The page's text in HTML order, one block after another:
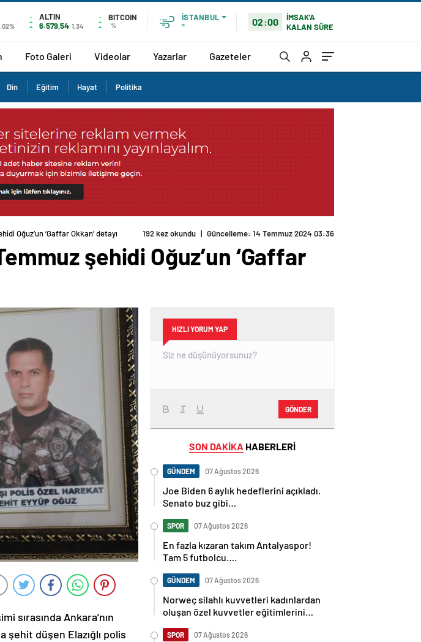
ALTIN
6.579,54 1,34
BITCOIN
%
İSTANBUL
°
02:00
İMSAK'A
KALAN SÜRE
Foto Galeri Videolar Yazarlar Gazeteler
Din Eğitim Hayat Politika
Oğuz’un ‘Gaffar Okkan’ detayı
şehidi Oğuz’un ‘Gaffar
sırasında Ankara’nın
şehit düşen Elazığlı polis
HIZLI YORUM YAP
GÖNDER
SON DAKİKA HABERLERİ
GÜNDEM 07 Ağustos 2026
Joe Biden 6 aylık hedeflerini açıkladı.
Senato buz gibi…
SPOR 07 Ağustos 2026
En fazla kızaran takım Antalyaspor!
Tam 5 futbolcu….
GÜNDEM 07 Ağustos 2026
Norweç silahlı kuvvetleri kadınlardan
oluşan özel kuvvetler eğitimlerini
SPOR 07 Ağustos 2026